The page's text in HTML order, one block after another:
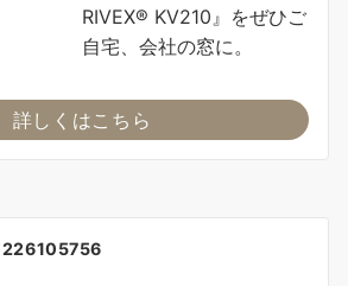
RIVEX® KV210』をぜひご
自宅、会社の窓に。
詳しくはこちら